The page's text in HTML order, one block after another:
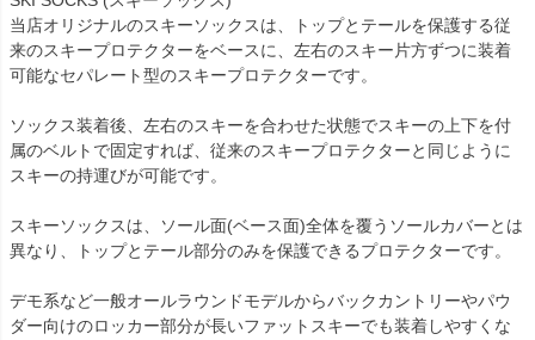
当店オリジナルのスキーソックスは、トップとテールを保護する従
来のスキープロテクターをベースに、左右のスキー片方ずつに装着
可能なセパレート型のスキープロテクターです。
ソックス装着後、左右のスキーを合わせた状態でスキーの上下を付
属のベルトで固定すれば、従来のスキープロテクターと同じように
スキーの持運びが可能です。
スキーソックスは、ソール面(ベース面)全体を覆うソールカバーとは
異なり、トップとテール部分のみを保護できるプロテクターです。
デモ系など一般オールラウンドモデルからバックカントリーやパウ
ダー向けのロッカー部分が長いファットスキーでも装着しやすくな